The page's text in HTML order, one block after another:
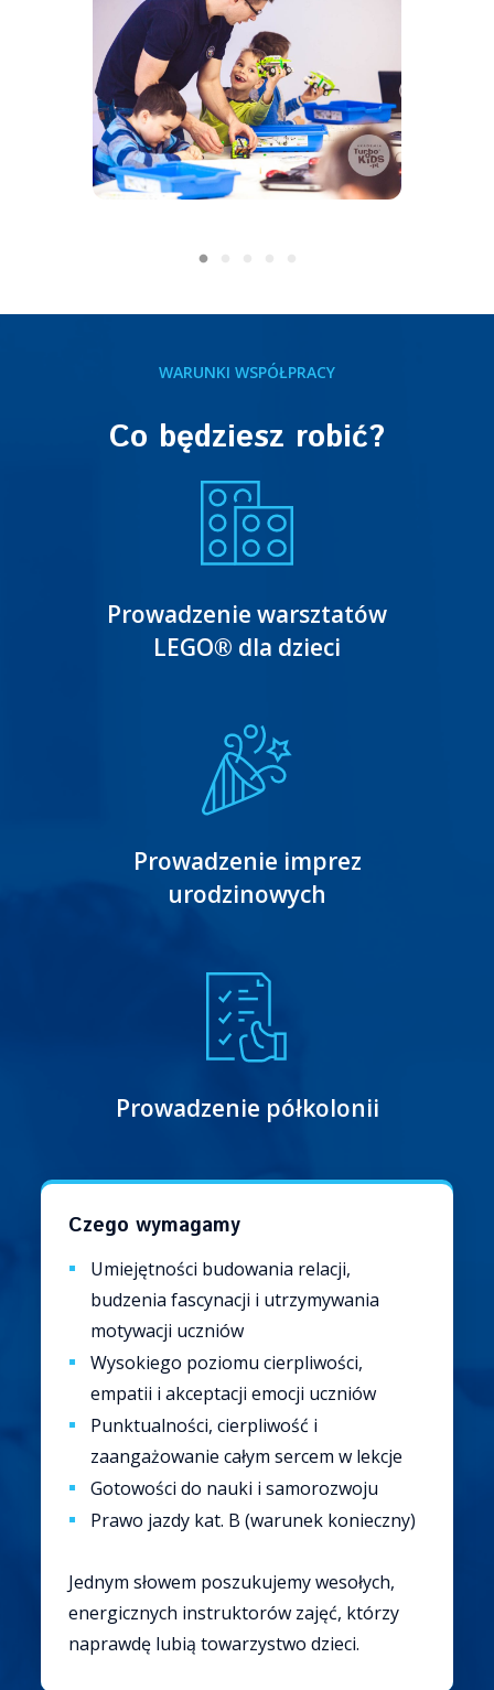
WARUNKI WSPÓŁPRACY
Co będziesz robić?
Prowadzenie warsztatów
LEGO® dla dzieci
Prowadzenie imprez
urodzinowych
Prowadzenie półkolonii
Czego wymagamy
Umiejętności budowania relacji,
budzenia fascynacji i utrzymywania
motywacji uczniów
Wysokiego poziomu cierpliwości,
empatii i akceptacji emocji uczniów
Punktualności, cierpliwość i
zaangażowanie całym sercem w lekcje
Gotowości do nauki i samorozwoju
Prawo jazdy kat. B (warunek konieczny)
Jednym słowem poszukujemy wesołych,
energicznych instruktorów zajęć, którzy
naprawdę lubią towarzystwo dzieci.